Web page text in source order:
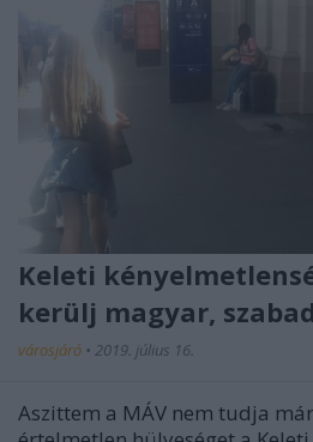
Keleti
kerülj magyar,
városjáró • 2019. július 16.
Aszittem a MÁV nem tudja